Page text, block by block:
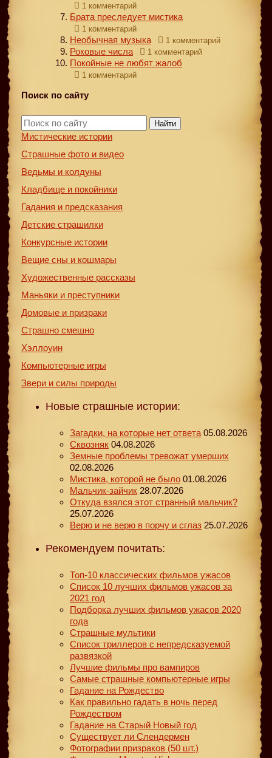
1 комментарий
Брата преследует мистика
1 комментарий
Необычная музыка 1 комментарий
Роковые числа 1 комментарий
Покойные не любят жалоб
1 комментарий
Поиск по сайту
Найти
Мистические истории
Страшные фото и видео
Ведьмы и колдуны
Кладбище и покойники
Гадания и предсказания
Детские страшилки
Конкурсные истории
Вещие сны и кошмары
Художественные рассказы
Маньяки и преступники
Домовые и призраки
Страшно смешно
Хэллоуин
Компьютерные игры
Звери и силы природы
Новые страшные истории:
Загадки, на которые нет ответа 05.08.2026
Сквозняк 04.08.2026
Земные проблемы тревожат умерших
02.08.2026
Мистика, которой не было 01.08.2026
Мальчик-зайчик 28.07.2026
Откуда взялся этот странный мальчик?
25.07.2026
Верю и не верю в порчу и сглаз 25.07.2026
Рекомендуем почитать:
Топ-10 классических фильмов ужасов
Список 10 лучших фильмов ужасов за
2021 год
Подборка лучших фильмов ужасов 2020
года
Страшные мультики
Список триллеров с непредсказуемой
развязкой
Лучшие фильмы про вампиров
Самые страшные компьютерные игры
Гадание на Рождество
Как правильно гадать в ночь перед
Рождеством
Гадание на Старый Новый год
Существует ли Слендермен
Фотографии призраков (50 шт.)